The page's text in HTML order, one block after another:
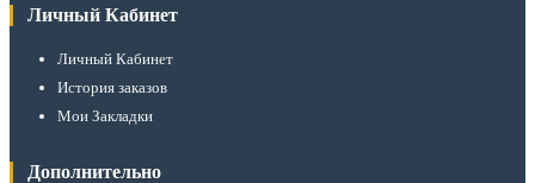
Личный Кабинет
Личный Кабинет
История заказов
Мои Закладки
Дополнительно